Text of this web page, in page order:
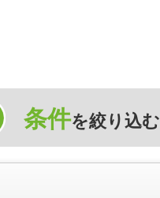
条件を絞り込む